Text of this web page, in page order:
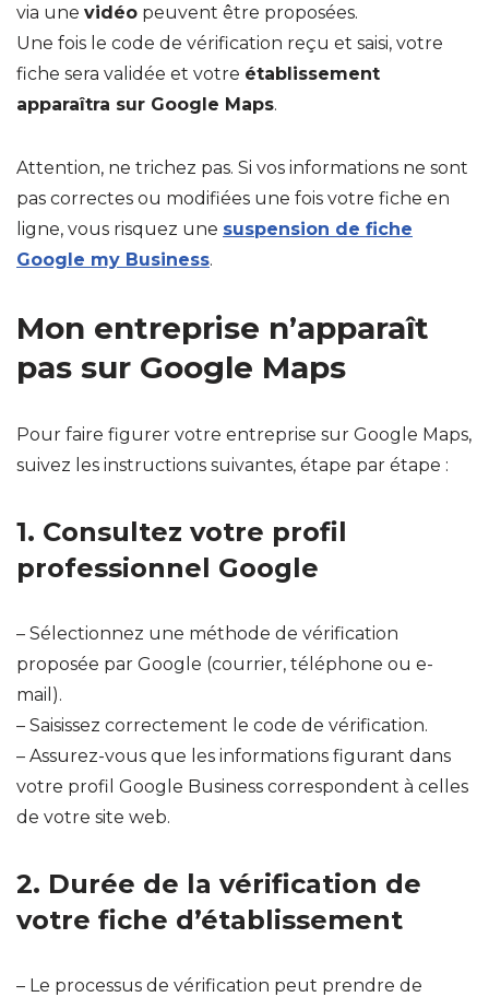
via une vidéo peuvent être proposées.
Une fois le code de vérification reçu et saisi, votre
fiche sera validée et votre établissement
apparaîtra sur Google Maps.
Attention, ne trichez pas. Si vos informations ne sont
pas correctes ou modifiées une fois votre fiche en
ligne, vous risquez une suspension de fiche
Google my Business.
Mon entreprise n’apparaît
pas sur Google Maps
Pour faire figurer votre entreprise sur Google Maps,
suivez les instructions suivantes, étape par étape :
1. Consultez votre profil
professionnel Google
– Sélectionnez une méthode de vérification
proposée par Google (courrier, téléphone ou e-
mail).
– Saisissez correctement le code de vérification.
– Assurez-vous que les informations figurant dans
votre profil Google Business correspondent à celles
de votre site web.
2. Durée de la vérification de
votre fiche d’établissement
– Le processus de vérification peut prendre de